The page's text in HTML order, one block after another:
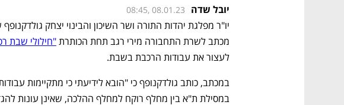
יובל שדה 08:45, 08.01.23
מכתב לשרת התחבורה מירי רגב תחת הכותרת "חילולי שבת
לעצור את עבודות הרכבת בשבת.